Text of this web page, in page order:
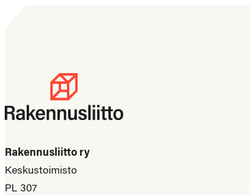
Rakennusliitto ry
Keskustoimisto
PL 307